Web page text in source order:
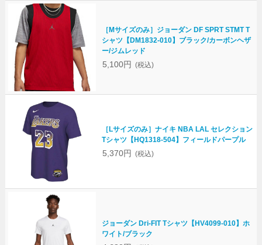
［Mサイズのみ］ジョーダン DF SPRT STMT T
シャツ【DM1832-010】ブラック/カーボンヘザ
ー/ジムレッド
5,100円 (税込)
［Lサイズのみ］ナイキ NBA LAL セレクション
Tシャツ【HQ1318-504】フィールドパープル
5,370円 (税込)
ジョーダン Dri-FIT Tシャツ【HV4099-010】ホ
ワイト/ブラック